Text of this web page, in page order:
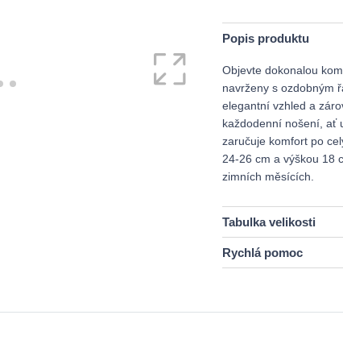
Popis produktu
Objevte dokonalou
navrženy s ozdobným
elegantní vzhled a
každodenní nošení, ať
zaručuje komfort po
24-26 cm a výškou 18
zimních měsících.
Tabulka velikosti
Rychlá pomoc